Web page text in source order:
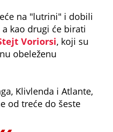
na "lutrini" i dobili
kao drugi će birati
Voriorsi, koji su
obeleženu
Klivlenda i Atlante,
od treće do šeste